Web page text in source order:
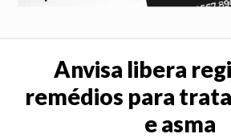
Anvisa libera
remédios para
e asma